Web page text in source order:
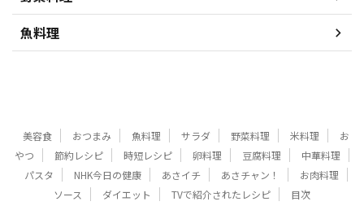
魚料理
美容食 おつまみ 魚料理 サラダ 野菜料理 米料理
お
やつ
節約レシピ 時短レシピ 卵料理 豆腐料理
中華料理
パスタ
NHK今日の健康 あさイチ あさチャン！
お肉料理
ソース
ダイエット TVで紹介されたレシピ 目次